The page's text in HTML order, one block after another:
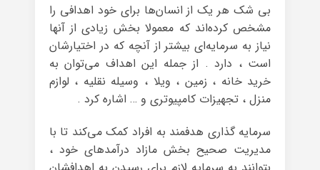
بی شک هر یک از انسان‌ها برای خود اهدافی را
مشخص کرده‌اند که معمولا بخش زیادی از آنها
نیاز به سرمایه‌ای بیشتر از آنچه که در اختیارشان
است ، دارد . از جمله این اهداف می‌توان به
خرید خانه ، زمین ، ویلا ، وسیله نقلیه ، لوازم
منزل ، تجهیزات کامپیوتری و … اشاره کرد .
سرمایه گذاری هدفمند به افراد کمک می‌کند تا با
مدیریت صحیح بخش مازاد درآمدهای خود ،